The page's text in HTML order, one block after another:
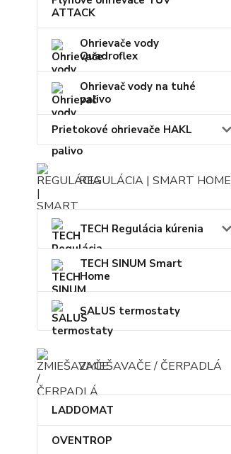
ATTACK
Ohrievače vody
Quadroflex
Ohrievač vody na tuhé
palivo
Prietokové ohrievače HAKL
REGULÁCIA | SMART HOME
TECH Regulácia kúrenia
TECH SINUM Smart
Home
SALUS termostaty
ZMIEŠAVAČE / ČERPADLÁ
LADDOMAT
OVENTROP